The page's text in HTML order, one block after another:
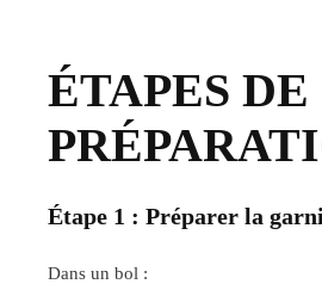
ÉTAPES DE
Étape 1 : Préparer la
Dans un bol :